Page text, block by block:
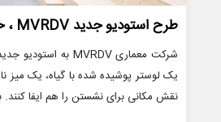
طرح استودیو جدید MVRDV ، خانه ای برای کار کردن
یک لوستر پوشیده شده با گیاه، یک میز
نقش مکانی برای نشستن را هم ایفا کنند.